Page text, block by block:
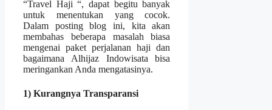
“Travel Haji “, dapat begitu banyak
untuk menentukan yang cocok.
Dalam posting blog ini, kita akan
membahas beberapa masalah biasa
mengenai paket perjalanan haji dan
bagaimana Alhijaz Indowisata bisa
meringankan Anda mengatasinya.
1) Kurangnya Transparansi